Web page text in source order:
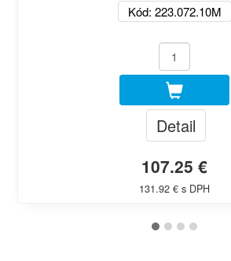
Kód: 223.072.10M
Detail
107.25 €
131.92 € s DPH